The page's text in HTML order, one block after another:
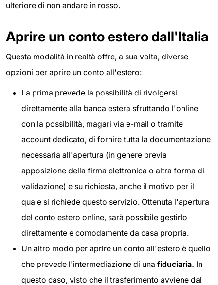
ulteriore di non andare in rosso.
Aprire un conto estero dall'Italia
Questa modalità in realtà offre, a sua volta, diverse
opzioni per aprire un conto all'estero:
La prima prevede la possibilità di rivolgersi
direttamente alla banca estera sfruttando l'online
con la possibilità, magari via e-mail o tramite
account dedicato, di fornire tutta la documentazione
necessaria all'apertura (in genere previa
apposizione della firma elettronica o altra forma di
validazione) e su richiesta, anche il motivo per il
quale si richiede questo servizio. Ottenuta l'apertura
del conto estero online, sarà possibile gestirlo
direttamente e comodamente da casa propria.
Un altro modo per aprire un conto all'estero è quello
che prevede l'intermediazione di una fiduciaria. In
questo caso, visto che il trasferimento avviene dal